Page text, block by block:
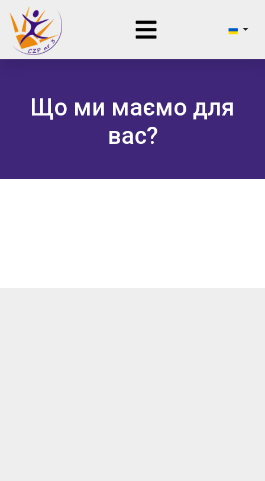
Що ми маємо для
вас?